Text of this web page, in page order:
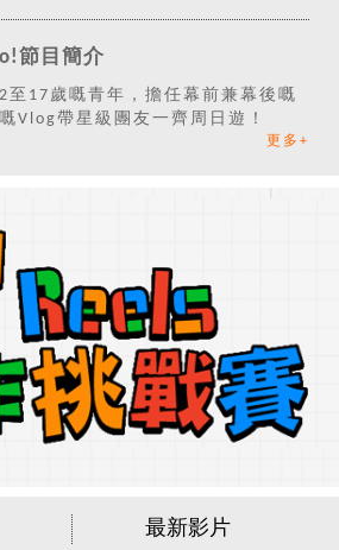
節目簡介
至17歲嘅青年，擔任幕前兼幕後嘅
Vlog帶星級團友一齊周日遊！
更多+
最新影片